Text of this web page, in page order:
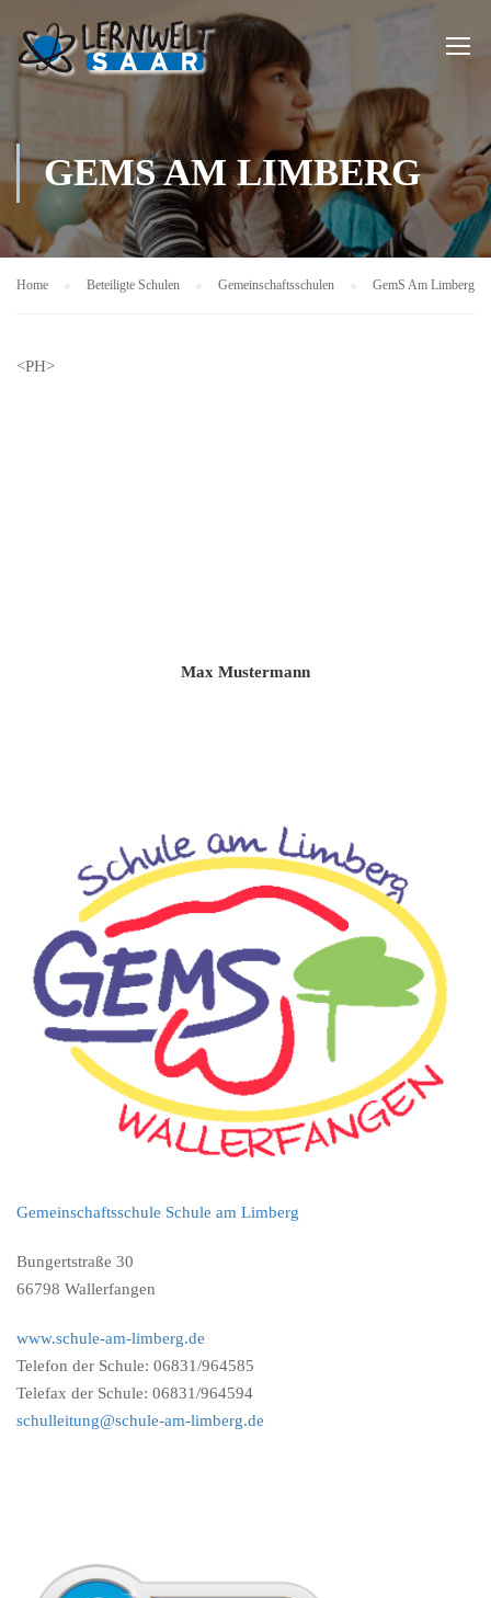
GEMS AM LIMBERG
Home Beteiligte Schulen Gemeinschaftsschulen GemS Am Limberg
<PH>
Max Mustermann
Gemeinschaftsschule Schule am Limberg
Bungertstraße 30
66798 Wallerfangen
www.schule-am-limberg.de
Telefon der Schule: 06831/964585
Telefax der Schule: 06831/964594
schulleitung@schule-am-limberg.de